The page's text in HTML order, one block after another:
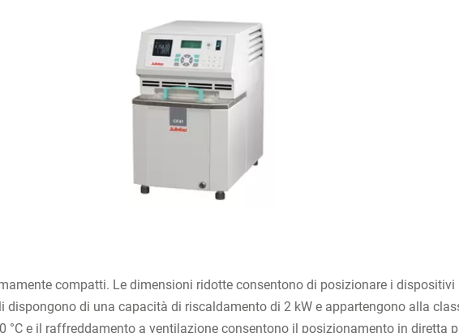
compatti. Le dimensioni ridotte consentono di posizionare i
di una capacità di riscaldamento di 2 kW e appartengono alla
°C e il raffreddamento a ventilazione consentono il posizionamento in diretta